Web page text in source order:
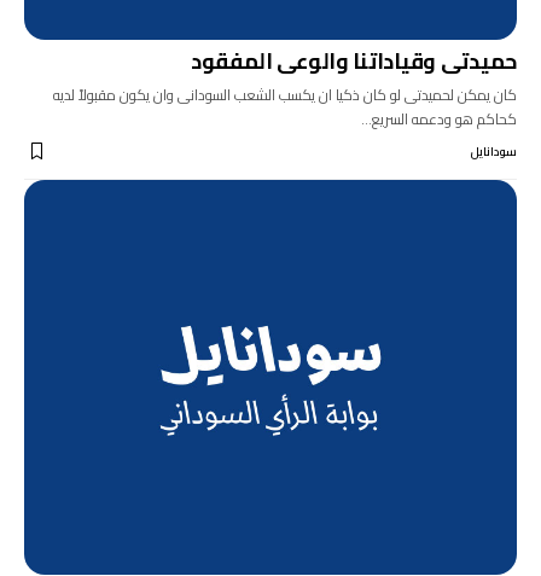
حميدتى وقياداتنا والوعى المفقود
كان يمكن لحميدتى لو كان ذكيا ان يكسب الشعب السودانى وان يكون مقبولاً لديه
كحاكم هو ودعمه السريع…
سودانايل